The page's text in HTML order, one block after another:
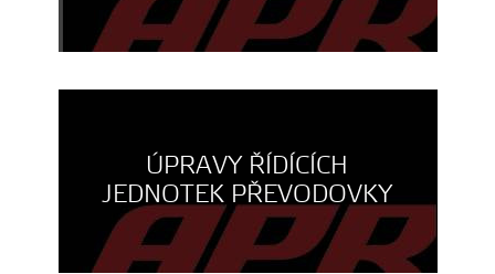
ÚPRAVY ŘÍDÍCÍCH
JEDNOTEK PŘEVODOVKY